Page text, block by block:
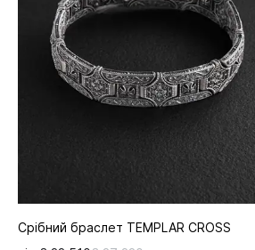
Срібний браслет TEMPLAR CROSS